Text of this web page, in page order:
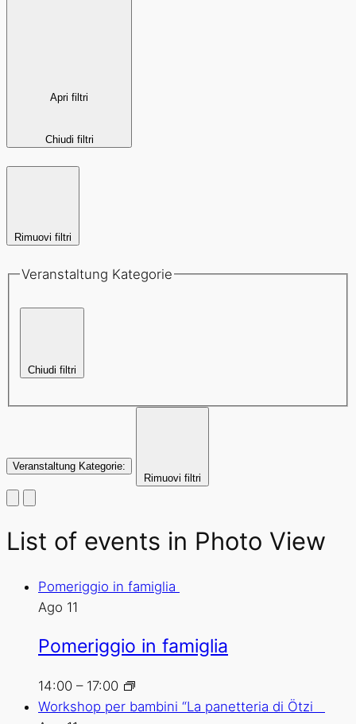
Apri filtri
Chiudi filtri
Rimuovi filtri
Veranstaltung Kategorie
Chiudi filtri
Veranstaltung Kategorie:
Rimuovi filtri
List of events in Photo View
Pomeriggio in famiglia
Ago 11
Pomeriggio in famiglia
14:00 – 17:00
Workshop per bambini “La panetteria di Ötzi